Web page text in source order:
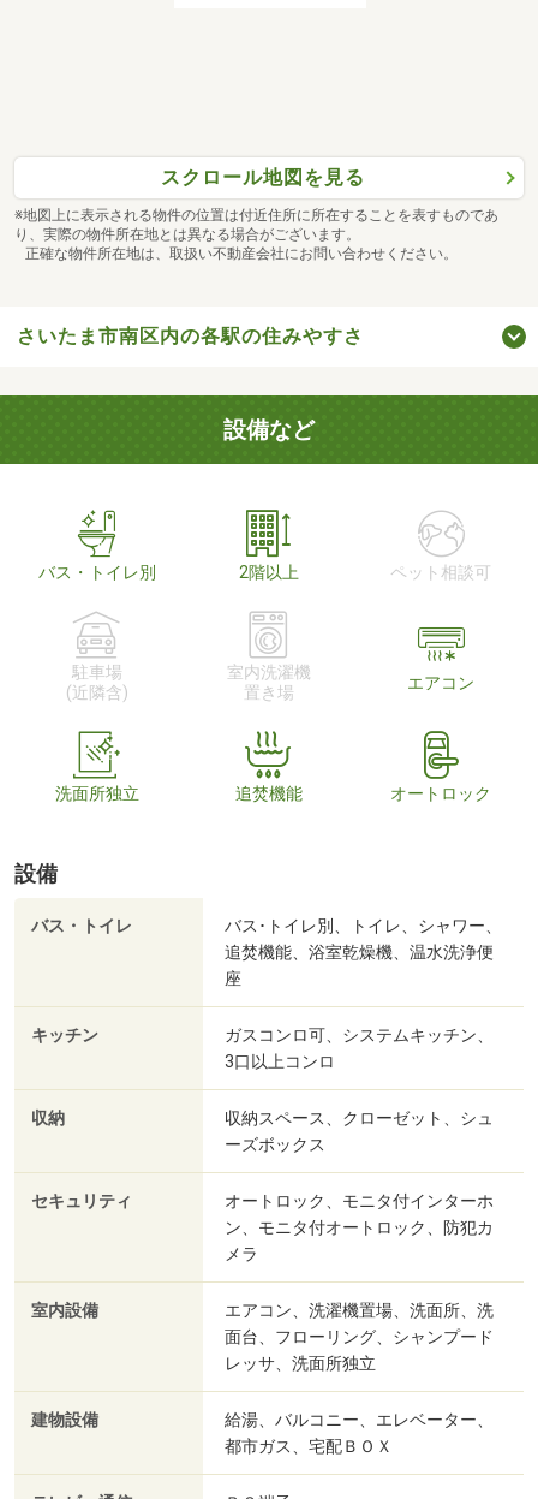
スクロール地図を見る
※地図上に表示される物件の位置は付近住所に所在することを表すものであ
り、実際の物件所在地とは異なる場合がございます。
正確な物件所在地は、取扱い不動産会社にお問い合わせください。
さいたま市南区内の各駅の住みやすさ
設備など
バス・トイレ別 2階以上 ペット相談可
駐車場
(近隣含)
室内洗濯機
置き場
エアコン
洗面所独立 追焚機能 オートロック
設備
バス・トイレ
バス･トイレ別、トイレ、シャワー、
追焚機能、浴室乾燥機、温水洗浄便
座
キッチン
ガスコンロ可、システムキッチン、
3口以上コンロ
収納
収納スペース、クローゼット、シュ
ーズボックス
セキュリティ
オートロック、モニタ付インターホ
ン、モニタ付オートロック、防犯カ
メラ
室内設備
エアコン、洗濯機置場、洗面所、洗
面台、フローリング、シャンプード
レッサ、洗面所独立
建物設備
給湯、バルコニー、エレベーター、
都市ガス、宅配ＢＯＸ